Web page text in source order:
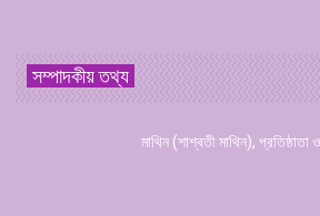
সম্পাদকীয় তথ্য
মাথিন (শাশ্বতী মাথিন), প্রতিষ্ঠাতা